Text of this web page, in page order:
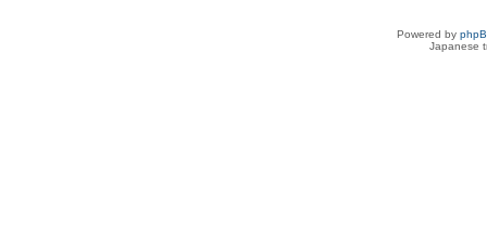
Powered by
Japanese